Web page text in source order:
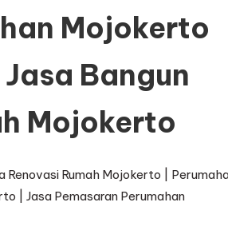
Mojokerto
Bangun
Mojokerto
Renovasi Rumah Mojokerto |
| Jasa Pemasaran Perumahan